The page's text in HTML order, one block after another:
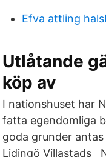
Efva attling
Utlåtande
köp av
I nationshuset har
fatta egendomliga
goda grunder
Lidingö Villastads